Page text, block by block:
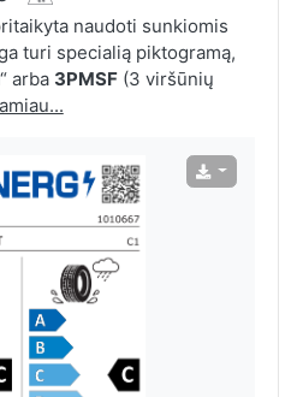
naudoti sunkiomis
turi specialią piktogramą,
arba 3PMSF(3 viršūnių